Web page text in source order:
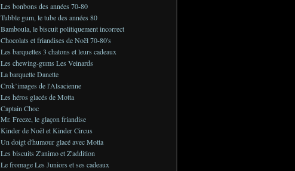
Les bonbons des années 70-80
Tubble gum, le tube des années 80
Bamboula, le biscuit politiquement incorrect
Chocolats et friandises de Noël 70-80's
Les barquettes 3 chatons et leurs cadeaux
Les chewing-gums Les Veinards
La barquette Danette
Crok’images de l'Alsacienne
Les héros glacés de Motta
Captain Choc
Mr. Freeze, le glaçon friandise
Kinder de Noël et Kinder Circus
Un doigt d'humour glacé avec Motta
Les biscuits Z'animo et Z'addition
Le fromage Les Juniors et ses cadeaux